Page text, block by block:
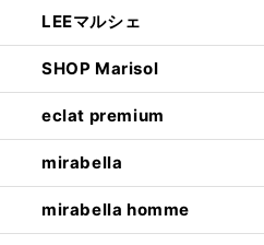
LEEマルシェ
SHOP Marisol
eclat premium
mirabella
mirabella homme